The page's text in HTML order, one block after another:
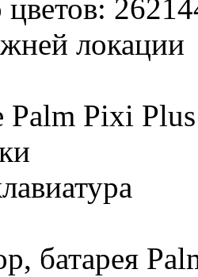
цветов:
локации
Palm Pixi Plus
батарея